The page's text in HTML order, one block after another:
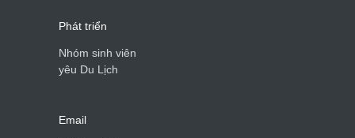
Phát triển
Nhóm sinh viên
yêu Du Lịch
Email